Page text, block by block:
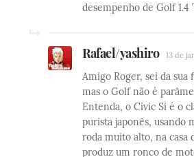
desempenho de Golf 1.4
Rafael/yashiro 13 de
Amigo Roger, sei da sua
mas o Golf não é
Entenda, o Civic Si é o
purista japonês, usando
roda muito alto, na casa
produz um ronco de